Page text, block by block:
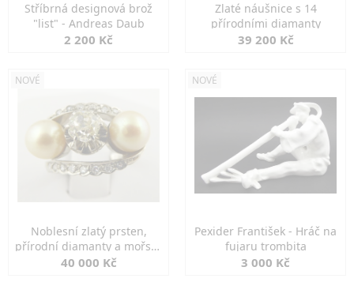
Stříbrná designová brož
"list" - Andreas Daub
2 200 Kč
Zlaté náušnice s 14
přírodními diamanty
39 200 Kč
NOVÉ
Noblesní zlatý prsten,
přírodní diamanty a mořské
perly
40 000 Kč
NOVÉ
Pexider František - Hráč na
fujaru trombita
3 000 Kč